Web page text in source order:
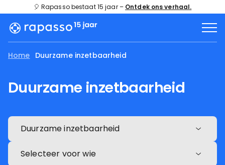
🎈 Rapasso bestaat 15 jaar – Ontdek ons verhaal.
Home Duurzame inzetbaarheid
Duurzame inzetbaarheid
Duurzame inzetbaarheid
Selecteer voor wie